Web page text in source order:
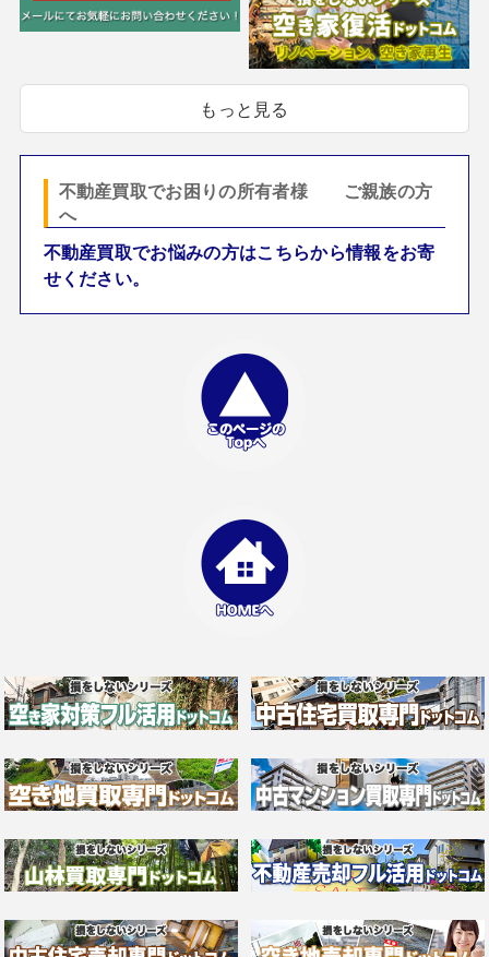
もっと見る
不動産買取でお困りの所有者様 ご親族の方
へ
不動産買取でお悩みの方はこちらから情報をお寄
せください。